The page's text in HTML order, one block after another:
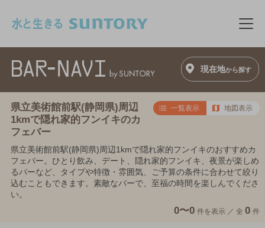
メ
現在地から探す
県立美術館前駅(静岡県)周辺
1kmで隠れ家的フンイキのカ
フェバー
一覧表示 地図表示
県立美術館前駅(静岡県)周辺1kmで隠れ家的フンイキのおすすめカ
フェバー。ひとり飲み、デート、隠れ家的フンイキ、夜景が楽しめ
るバーなど、タイプや特徴・雰囲気、ご予算の条件に合わせて絞り
込むこともできます。素敵なバーで、至福の時間を楽しんでくださ
い。
0〜0 件を表示 ／ 全 0 件